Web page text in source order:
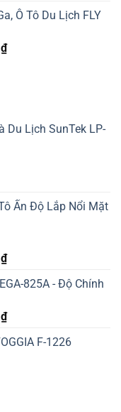
Ô Tô Du Lịch FLY
₫Giá
Du Lịch SunTek LP-
Ấn Độ Lắp Nổi Mặt
₫Giá
tại
53.000.000 ₫.
825A - Độ Chính
₫Giá
tại
F-1226